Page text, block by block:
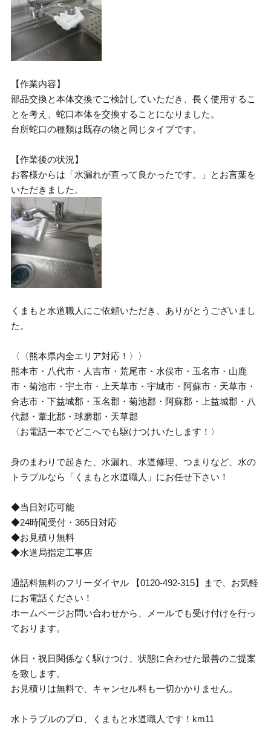
【作業内容】
部品交換と本体交換でご検討していただき、長く使用するこ
とを考え、蛇口本体を交換することになりました。
台所蛇口の種類は既存の物と同じタイプです。
【作業後の状況】
お客様からは「水漏れが直って良かったです。」とお言葉を
いただきました。
くまもと水道職人にご依頼いただき、ありがとうございまし
た。
〈〈熊本県内全エリア対応！〉〉
熊本市・八代市・人吉市・荒尾市・水俣市・玉名市・山鹿
市・菊池市・宇土市・上天草市・宇城市・阿蘇市・天草市・
合志市・下益城郡・玉名郡・菊池郡・阿蘇郡・上益城郡・八
代郡・葦北郡・球磨郡・天草郡
〈お電話一本でどこへでも駆けつけいたします！〉
身のまわりで起きた、水漏れ、水道修理、つまりなど、水の
トラブルなら「くまもと水道職人」にお任せ下さい！
◆当日対応可能
◆24時間受付・365日対応
◆お見積り無料
◆水道局指定工事店
通話料無料のフリーダイヤル 【0120-492-315】まで、お気軽
にお電話ください！
ホームページお問い合わせから、メールでも受け付けを行っ
ております。
休日・祝日関係なく駆けつけ、状態に合わせた最善のご提案
を致します。
お見積りは無料で、キャンセル料も一切かかりません。
水トラブルのプロ、くまもと水道職人です！km11